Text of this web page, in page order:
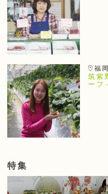
福
筑紫
ーフ
特集